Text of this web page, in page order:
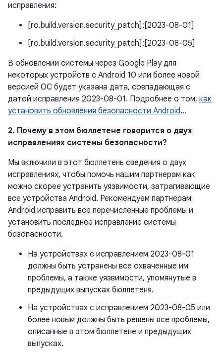
исправления:
[ro.build.version.security_patch]:[2023-08-01]
[ro.build.version.security_patch]:[2023-08-05]
В обновлении системы через Google Play для
некоторых устройств с Android 10 или более новой
версией ОС будет указана дата, совпадающая с
датой исправления 2023-08-01. Подробнее о том, как
установить обновления безопасности Android…
2. Почему в этом бюллетене говорится о двух
исправлениях системы безопасности?
Мы включили в этот бюллетень сведения о двух
исправлениях, чтобы помочь нашим партнерам как
можно скорее устранить уязвимости, затрагивающие
все устройства Android. Рекомендуем партнерам
Android исправить все перечисленные проблемы и
установить последнее исправление системы
безопасности.
На устройствах с исправлением 2023-08-01
должны быть устранены все охваченные им
проблемы, а также уязвимости, упомянутые в
предыдущих выпусках бюллетеня.
На устройствах с исправлением 2023-08-05 или
более новым должны быть решены все проблемы,
описанные в этом бюллетене и предыдущих
выпусках.